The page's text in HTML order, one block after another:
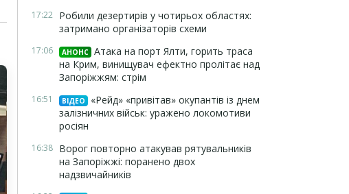
17:22 Робили дезертирів у чотирьох областях:
затримано організаторів схеми
17:06 АНОНС Атака на порт Ялти, горить траса
на Крим, винищувач ефектно пролітає над
Запоріжжям: стрім
16:51 ВІДЕО
«Рейд» «привітав» окупантів із днем
залізничних військ: уражено локомотиви
росіян
16:38 Ворог повторно атакував рятувальників
на Запоріжжі: поранено двох
надзвичайників